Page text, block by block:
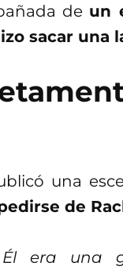
de un
sacar una
una
de
Él era una